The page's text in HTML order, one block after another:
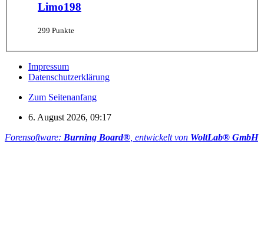
Limo198
299 Punkte
Impressum
Datenschutzerklärung
Zum Seitenanfang
6. August 2026, 09:17
Forensoftware: Burning Board® , entwickelt von WoltLab® GmbH